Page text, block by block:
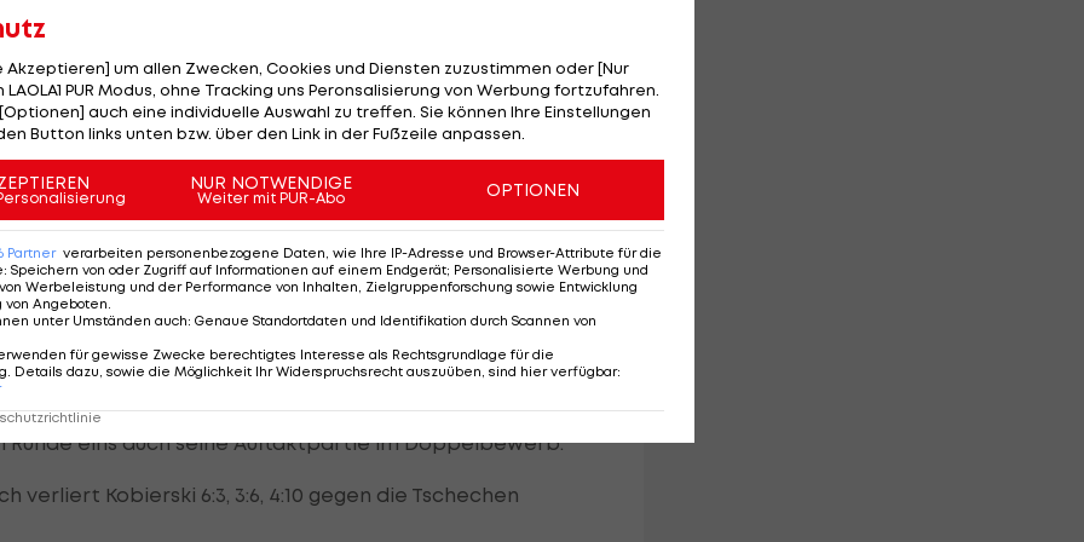
vom Wiener Richard Ruckelshausen betreute Franzose
7:5, 7:6(4), 6:3. Erstmals seit 2016 steht Monfils in
wirklich hart, er hat auf beiden Seiten extrem schnell
"Ich möchte noch weiter kommen, wir sind hier noch
Open2022 endgültig zu Ende: ÖTV-Junior Jan
Runde eins auch seine Auftaktpartie im Doppelbewerb.
verliert Kobierski 6:3, 3:6, 4:10 gegen die Tschechen
Akzeptieren] um allen Zwecken, Cookies und Diensten zuzustimmen oder [Nur
PUR Modus, ohne Tracking uns Peronsalisierung von Werbung fortzufahren.
auch eine individuelle Auswahl zu treffen. Sie können Ihre Einstellungen
Button links unten bzw. über den Link in der Fußzeile anpassen.
NUR NOTWENDIGE
Weiter mit PUR-Abo OPTIONEN
Partner verarbeiten personenbezogene Daten, wie Ihre IP-Adresse und Browser-Attribute für die
: Speichern von oder Zugriff auf Informationen auf einem Endgerät; Personalisierte Werbung und
Werbeleistung und der Performance von Inhalten, Zielgruppenforschung sowie Entwicklung
von Angeboten.
unter Umständen auch: Genaue Standortdaten und Identifikation durch Scannen von
für gewisse Zwecke berechtigtes Interesse als Rechtsgrundlage für die
Details dazu, sowie die Möglichkeit Ihr Widerspruchsrecht auszuüben, sind hier verfügbar: